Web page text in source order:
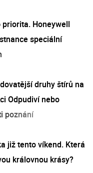
Honeywell
speciální
druhy štírů na
Odpudiví nebo
poznání
již tento víkend. Která
královnou krásy?